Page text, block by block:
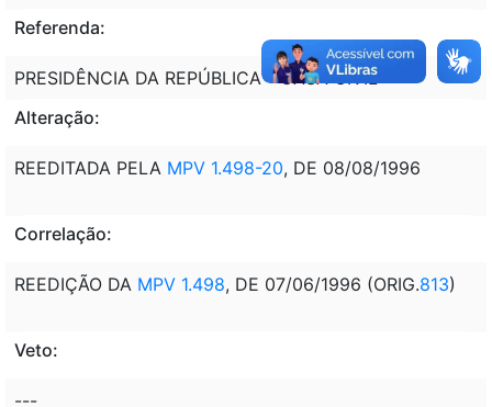
Referenda:
PRESIDÊNCIA DA REPÚBLICA - CASA CIVIL
Alteração:
REEDITADA PELA MPV 1.498-20, DE 08/08/1996
Correlação:
REEDIÇÃO DA MPV 1.498, DE 07/06/1996 (ORIG.813)
Veto:
---